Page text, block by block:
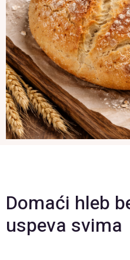
Domaći hleb
uspeva svima